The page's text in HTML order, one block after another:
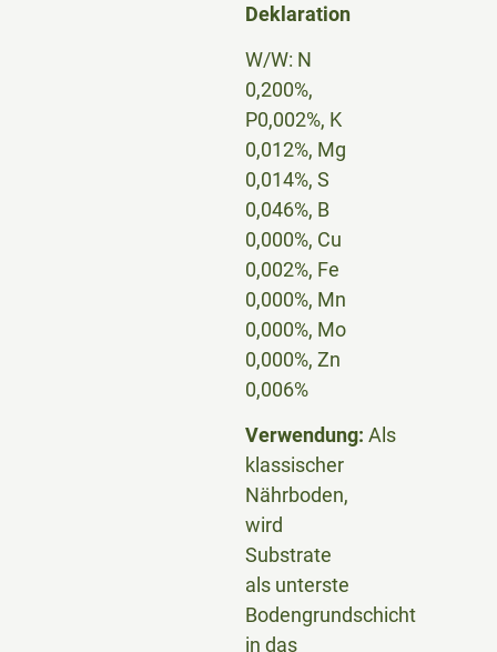
Deklaration
W/W: N
0,200%,
P0,002%, K
0,012%, Mg
0,014%, S
0,046%, B
0,000%, Cu
0,002%, Fe
0,000%, Mn
0,000%, Mo
0,000%, Zn
0,006%
Verwendung: Als
klassischer
Nährboden,
wird
Substrate
als unterste
Bodengrundschicht
in das